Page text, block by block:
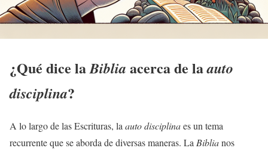
¿Qué dice laBiblia acerca de laauto
disciplina?
A lo largo de las Escrituras, la auto disciplinaes un tema
recurrente que se aborda de diversas maneras. La Biblianos